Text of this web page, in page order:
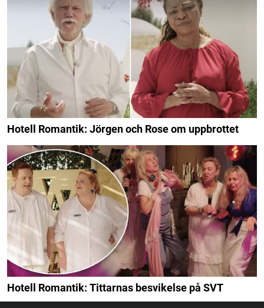
Hotell Romantik: Jörgen och Rose om uppbrottet
Hotell Romantik: Tittarnas besvikelse på SVT